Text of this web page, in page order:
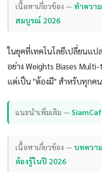
เนื้อหาเกี่ยวข้อง — ทำควา
สมบูรณ์ 2026
ในยุคที่เทคโนโลยีเปลี่ยนแปล
อย่าง Weights Biases
แต่เป็น "ต้องมี" สำหรับทุกค
แนะนำเพิ่มเติม —
เนื้อหาเกี่ยวข้อง — บทควา
ต้องรู้ในปี 2026